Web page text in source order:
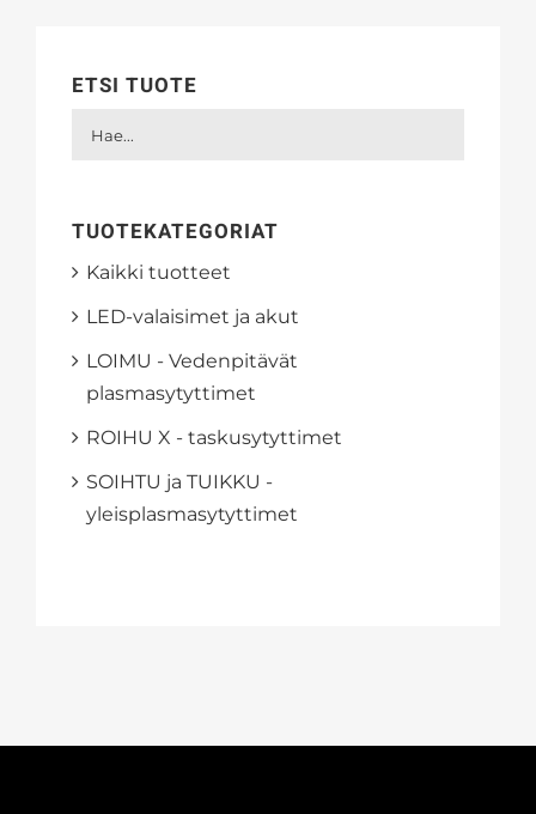
ETSI TUOTE
TUOTEKATEGORIAT
Kaikki tuotteet
LED-valaisimet ja akut
LOIMU - Vedenpitävät
plasmasytyttimet
ROIHU X - taskusytyttimet
SOIHTU ja TUIKKU -
yleisplasmasytyttimet